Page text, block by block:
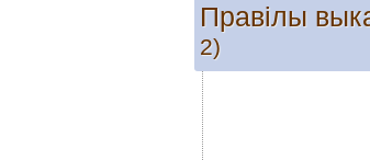
Правілы
2)